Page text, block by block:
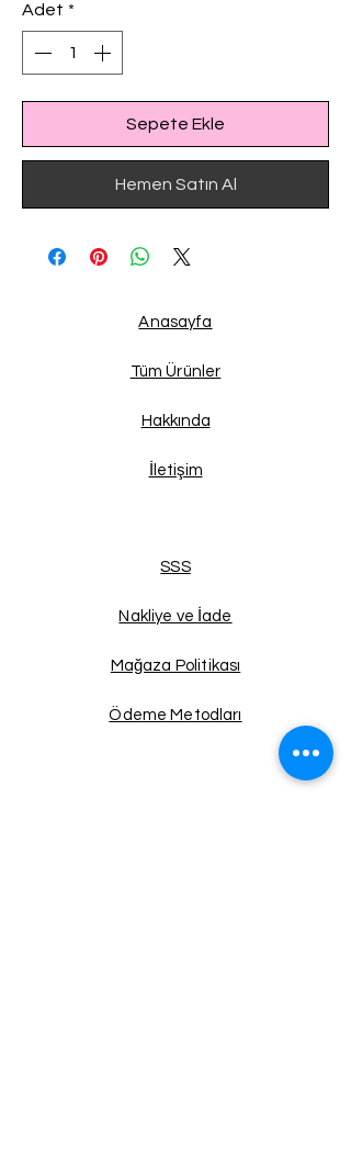
Adet *
Sepete Ekle
Hemen Satın Al
Anasayfa
Tüm Ürünler
Hakkında
İletişim
SSS
Nakliye ve İade
Mağaza Politikası
Ödeme Metodları